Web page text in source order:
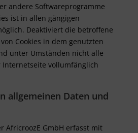
andere Softwareprogramme
ist in allen gängigen
Deaktiviert die betroffene
Cookies in dem genutzten
unter Umständen nicht alle
Internetseite vollumfänglich
allgemeinen Daten und
AfricroozE GmbH erfasst mit